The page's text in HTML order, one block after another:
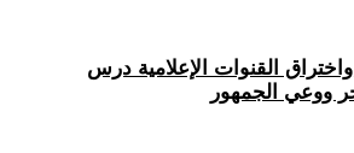
القنوات الإعلامية درس
ووعي الجمهور